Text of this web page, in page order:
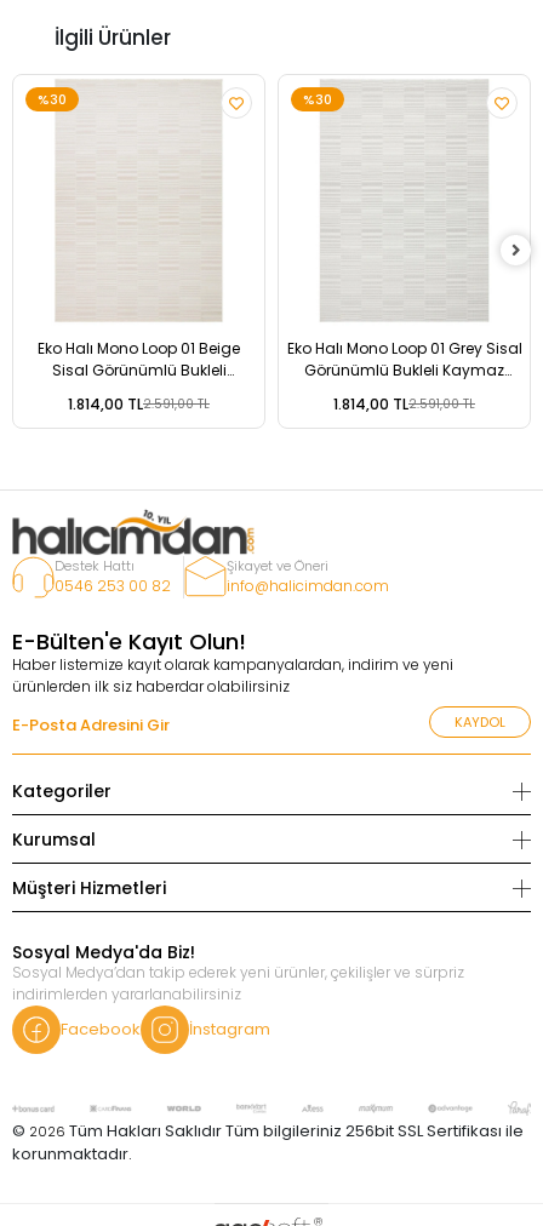
İlgili Ürünler
%30
Eko Halı Mono Loop 01 Beige
Sisal Görünümlü Bukleli
1.814,00 TL2.591,00 TL
%30
Eko Halı Mono Loop 01 Grey Sisal
Görünümlü Bukleli Kaymaz
1.814,00 TL2.591,00 TL
Destek Hattı
0546 253 00 82
Şikayet ve Öneri
info@halicimdan.com
E-Bülten'e Kayıt Olun!
Haber listemize kayıt olarak kampanyalardan, indirim ve yeni
ürünlerden ilk siz haberdar olabilirsiniz
KAYDOL
Kategoriler
Kurumsal
Müşteri Hizmetleri
Sosyal Medya'da Biz!
Sosyal Medya’dan takip ederek yeni ürünler, çekilişler ve sürpriz
indirimlerden yararlanabilirsiniz
Facebook İnstagram
© 2026 Tüm Hakları Saklıdır Tüm bilgileriniz 256bit SSL Sertifikası ile
korunmaktadır.